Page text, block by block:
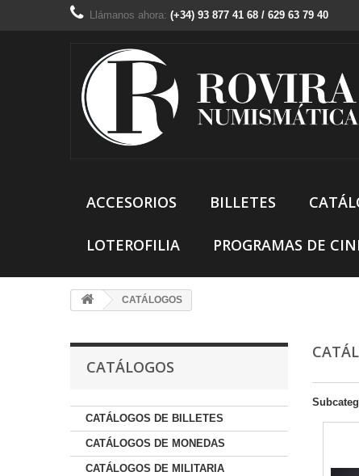
Llámanos ahora: (+34) 93 877 41 68 / 629 63 79 40
ACCESORIOS BILLETES
LOTEROFILIA PROGRAMAS DE
CATÁLOGOS
CATÁLOGOS
CATÁLOGOS DE BILLETES
CATÁLOGOS DE MONEDAS
CATÁLOGOS DE MILITARIA